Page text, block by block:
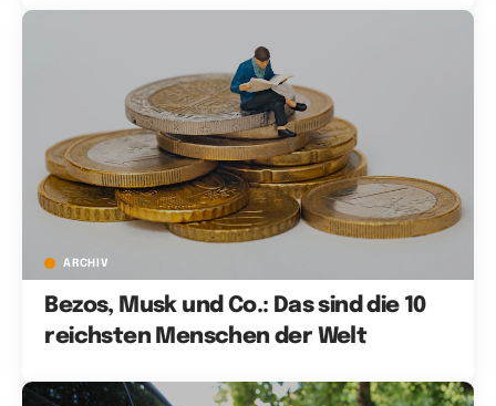
ARCHIV
Bezos, Musk und Co.: Das sind die 10
reichsten Menschen der Welt